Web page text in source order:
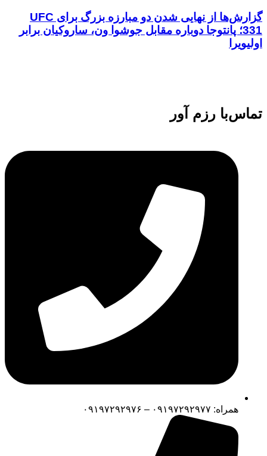
گزارش‌ها از نهایی شدن دو مبارزه بزرگ برای UFC
331؛ پانتوجا دوباره مقابل جوشوا ون، ساروکیان برابر
اولیویرا
تماس‌با رزم آور
همراه: ۰۹۱۹۷۲۹۲۹۷۷ – ۰۹۱۹۷۲۹۲۹۷۶